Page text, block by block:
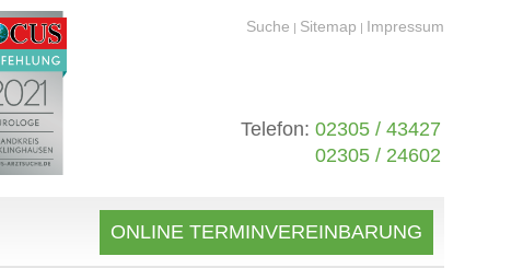
Suche | Sitemap | Impressum
Telefon: 02305 / 43427
02305 / 24602
ONLINE TERMINVEREINBARUNG